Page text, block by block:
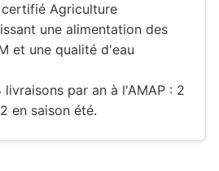
Agriculture
une alimentation des
et une qualité d'eau
par an à l'AMAP : 2
en saison été.